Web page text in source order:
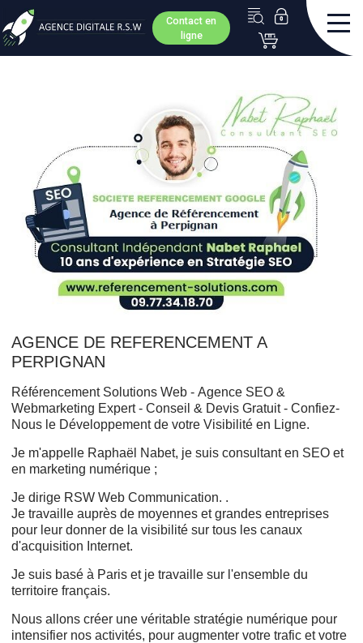
Contact en
ligne
AGENCE DE REFERENCEMENT A
PERPIGNAN
Référencement Solutions Web - Agence SEO &
Webmarketing Expert - Conseil & Devis Gratuit - Confiez-
Nous le Développement de votre Visibilité en Ligne.
Je m'appelle Raphaël Nabet, je suis consultant en SEO et
en marketing numérique ;
Je dirige RSW Web Communication. .
Je travaille auprès de moyennes et grandes entreprises
pour leur donner de la visibilité sur tous les canaux
d'acquisition Internet.
Je suis basé à Paris et je travaille sur l'ensemble du
territoire français.
Nous allons créer une véritable stratégie numérique pour
intensifier nos activités, pour augmenter votre trafic et votre